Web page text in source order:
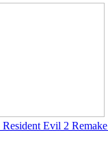
Evil 2